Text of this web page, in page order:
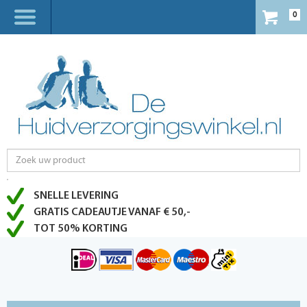
0
SNELLE LEVERING
GRATIS CADEAUTJE VANAF € 50,-
TOT 50% KORTING